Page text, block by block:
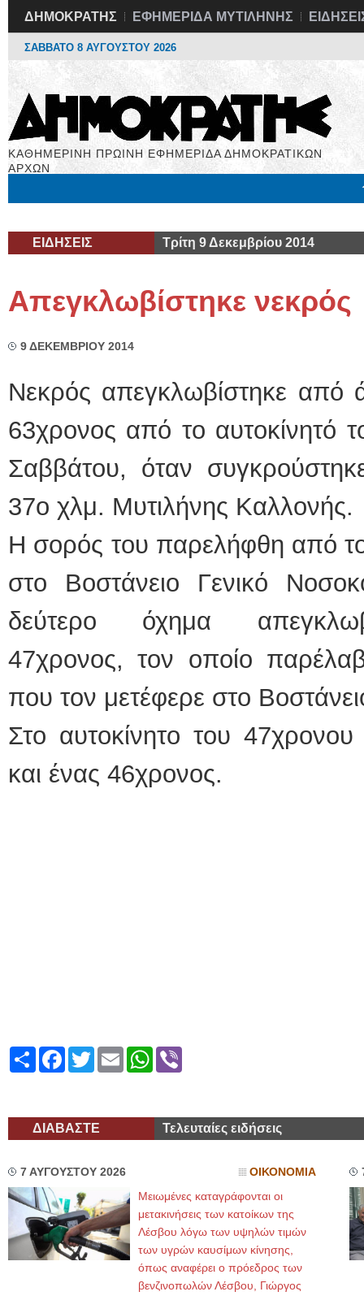
ΔΗΜΟΚΡΑΤΗΣ ΕΦΗΜΕΡΙΔΑ ΜΥΤΙΛΗΝΗΣ
ΣΑΒΒΑΤΟ 8 ΑΥΓΟΥΣΤΟΥ 2026
ΚΑΘΗΜΕΡΙΝΗ ΠΡΩΙΝΗ ΕΦΗΜΕΡΙΔΑ ΔΗΜΟΚΡΑΤΙΚΩΝ
ΑΡΧΩΝ
ΕΙΔΗΣΕΙΣ Τρίτη 9 Δεκεμβρίου 2014
Απεγκλωβίστηκε νεκρός
9 ΔΕΚΕΜΒΡΙΟΥ 2014
Νεκρός απεγκλωβίστηκε από
63χρονος από το αυτοκίνητό
Σαββάτου, όταν
37ο χλμ. Μυτιλήνης Καλλονής.
Η σορός του παρελήφθη από
στο Βοστάνειο Γενικό
δεύτερο όχημα
47χρονος, τον οποίο
που τον μετέφερε στο
Στο αυτοκίνητο του
και ένας 46χρονος.
ShareFacebook
TwitterEmailWhatsApp
ΔΙΑΒΑΣΤΕ Τελευταίες ειδήσεις
7 ΑΥΓΟΥΣΤΟΥ 2026 ΟΙΚΟΝΟΜΙΑ
Μειωμένες καταγράφονται οι
μετακινήσεις των κατοίκων της
Λέσβου λόγω των υψηλών τιμών
των υγρών καυσίμων κίνησης,
όπως αναφέρει ο πρόεδρος των
βενζινοπωλών Λέσβου, Γιώργος